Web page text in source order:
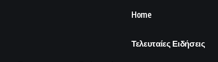
Home
Τελευταίες Ειδήσεις